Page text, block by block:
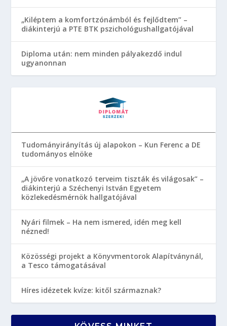
„Kiléptem a komfortzónámból és fejlődtem” –
diákinterjú a PTE BTK pszichológushallgatójával
Diploma után: nem minden pályakezdő indul
ugyanonnan
Tudományirányítás új alapokon – Kun Ferenc a DE
tudományos elnöke
„A jövőre vonatkozó terveim tiszták és világosak” –
diákinterjú a Széchenyi István Egyetem
közlekedésmérnök hallgatójával
Nyári filmek – Ha nem ismered, idén meg kell
nézned!
Közösségi projekt a Könyvmentorok Alapítványnál,
a Tesco támogatásával
Híres idézetek kvíze: kitől származnak?